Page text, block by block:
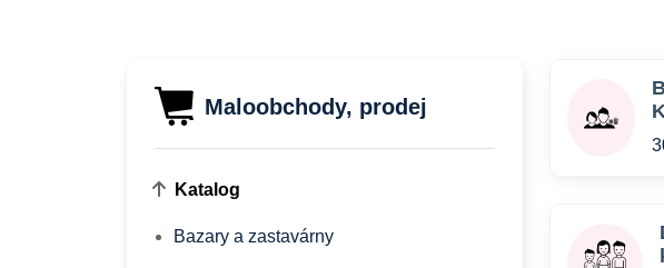
Maloobchody, prodej
Katalog
Bazary a zastavárny